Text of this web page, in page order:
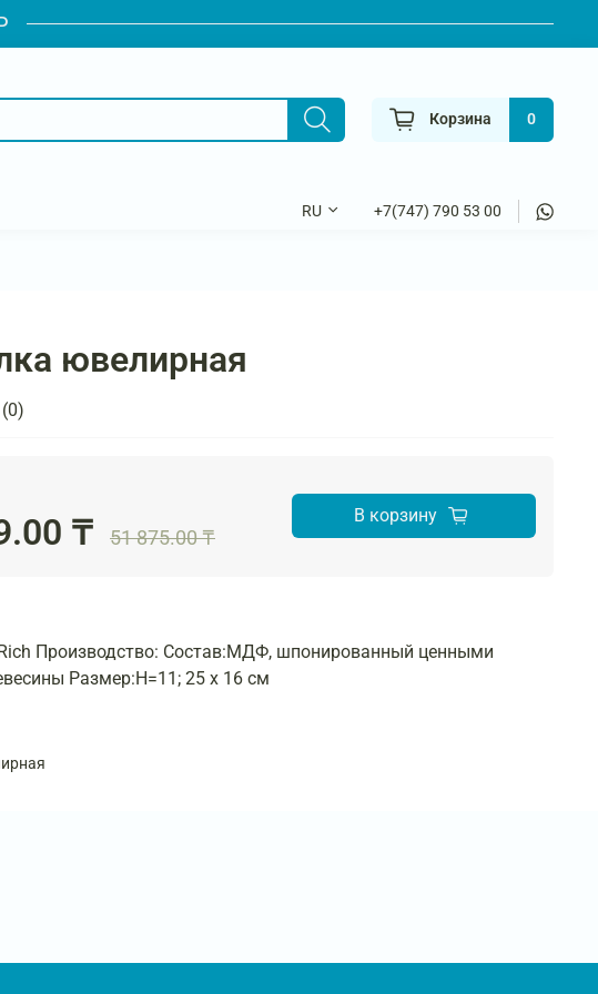
Корзина 0
RU +7(747) 790 53 00
ювелирная
(0)
₸ 51 875.00 ₸
В корзину
Производство: Состав:МДФ, шпонированный ценными
Размер:H=11; 25 х 16 см